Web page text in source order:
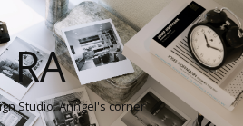
RA
Studio. Anngel's corner